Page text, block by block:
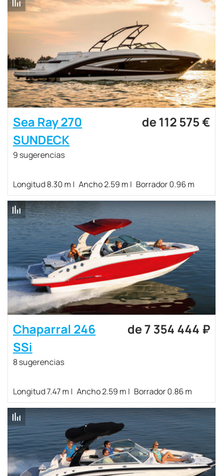
Sea Ray 270
SUNDECK
9 sugerencias
de 112 575 €
Longitud 8.30 m Ancho 2.59 m Borrador 0.96 m
Chaparral 246
SSi
8 sugerencias
de 7 354 444 ₽
Longitud 7.47 m Ancho 2.59 m Borrador 0.86 m